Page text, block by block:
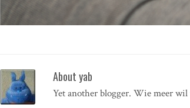
About yab
Yet another blogger. Wie meer